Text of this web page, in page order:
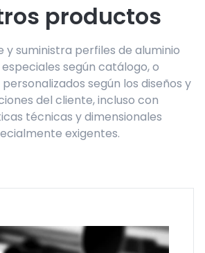
productos
y suministra perfiles de aluminio
según catálogo, o
según los diseños y
del cliente, incluso con
técnicas y dimensionales
exigentes.